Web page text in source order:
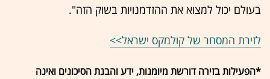
בעולם יכול למצוא את ההזדמנויות בשוק הזה".
לזירת המסחר של קולמקס ישראל>>
*הפעילות בזירה דורשת מיומנות, ידע והבנת הסיכונים ואינה